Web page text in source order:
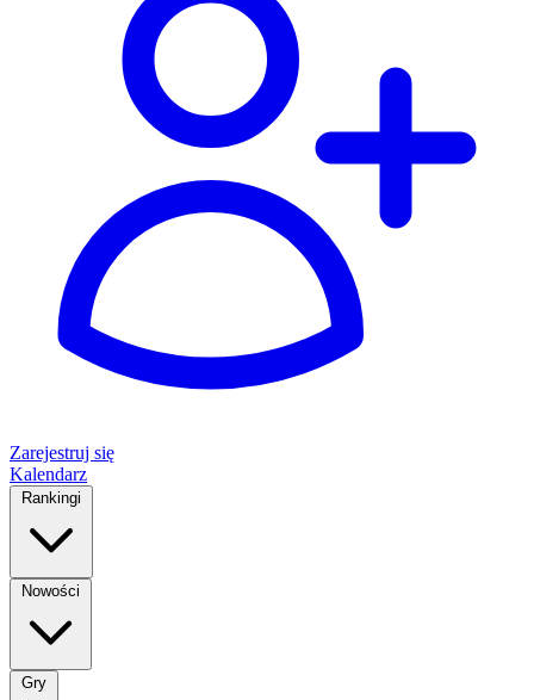
Zarejestruj się
Kalendarz
Rankingi
Nowości
Gry